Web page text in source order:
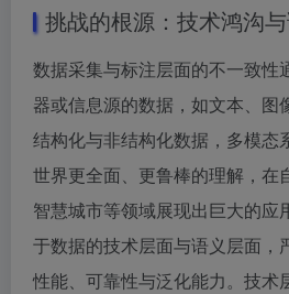
挑战的根源：技术鸿沟
数据采集与标注层面的不一致性
器或信息源的数据，如文本、图
结构化与非结构化数据，多模态
世界更全面、更鲁棒的理解，在
智慧城市等领域展现出巨大的应
于数据的技术层面与语义层面，
性能、可靠性与泛化能力。技术